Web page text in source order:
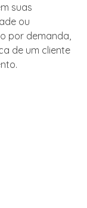
suas
ou
por demanda,
de um cliente